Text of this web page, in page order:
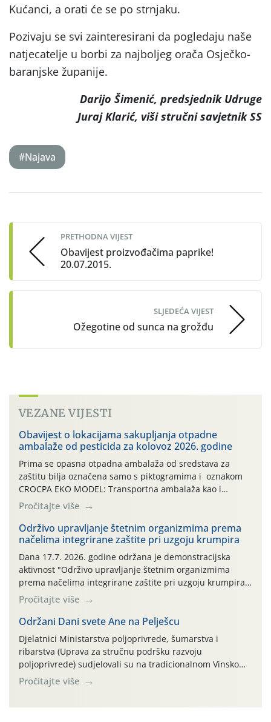
Kućanci, a orati će se po strnjaku.
Pozivaju se svi zainteresirani da pogledaju naše
natjecatelje u borbi za najboljeg orača Osječko-
baranjske županije.
Darijo Šimenić, predsjednik Udruge
Juraj Klarić, viši stručni savjetnik SS
#Najava
navigation
PRETHODNA VIJEST
Obavijest proizvođačima paprike!
20.07.2015.
SLJEDEĆA VIJEST
Ožegotine od sunca na grožđu
VEZANE VIJESTI
Obavijest o lokacijama sakupljanja otpadne
ambalaže od pesticida za kolovoz 2026. godine
Prima se opasna otpadna ambalaža od sredstava za
zaštitu bilja označena samo s piktogramima i oznakom
CROCPA EKO MODEL: Transportna ambalaža kao i
ambalaža drugih proizvoda koji nisu sredstva za zaštitu
bilja (npr. ambalaža od mineralnih gnojiva,) se ne
prihvaća. Korisnicima je osiguran besplatni povrat
prazne ambalaže isključivo ovih tvrtki: AGROCHEM-MAKS,
AGRONOM, ALBAUGH TKI* (PINUS […]
Pročitajte više
Održivo upravljanje štetnim organizmima prema
načelima integrirane zaštite pri uzgoju krumpira
Dana 17.7. 2026. godine održana je demonstracijska
aktivnost "Održivo upravljanje štetnim organizmima
prema načelima integrirane zaštite pri uzgoju krumpira"
na pokusnom polju "Poredje", kraj naselja Belica (ARKOD
parcela ID 2445031) (središnji dio Međimurske županije).
Pročitajte više
Održani Dani svete Ane na Pelješcu
Djelatnici Ministarstva poljoprivrede, šumarstva i
ribarstva (Uprava za stručnu podršku razvoju
poljoprivrede) sudjelovali su na tradicionalnom Vinskom
forumu, održanom 24.07.2026. godine u Domu vinarske
tradicije u Putnikovićima na poluotoku Pelješcu, u
Pročitajte više